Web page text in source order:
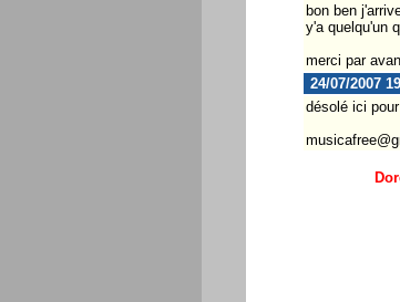
bon ben
y'a quelqu'un
merci par
24/07/2007
désolé ici